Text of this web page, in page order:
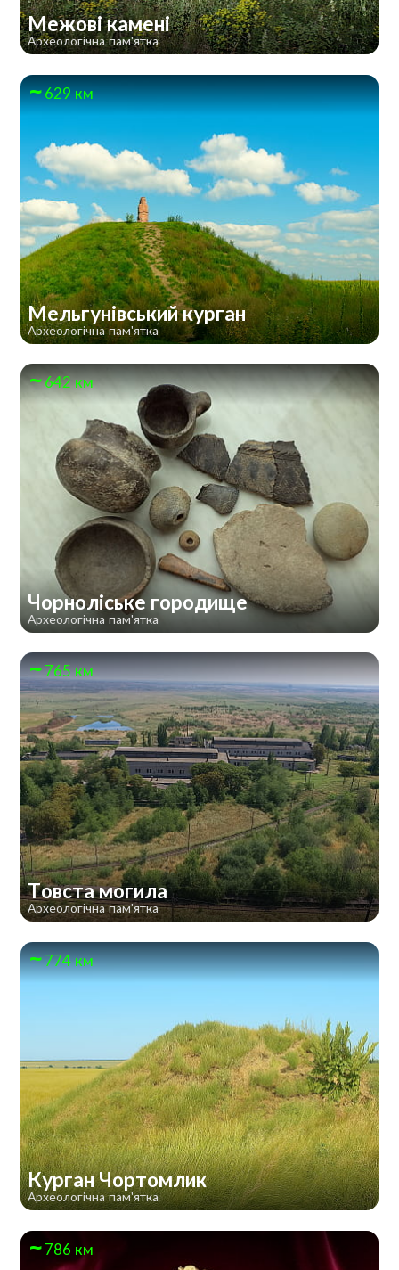
Межові камені
Археологічна пам'ятка
629 км
Мельгунівський курган
Археологічна пам'ятка
642 км
Чорноліське городище
Археологічна пам'ятка
765 км
Товста могила
Археологічна пам'ятка
774 км
Курган Чортомлик
Археологічна пам'ятка
786 км